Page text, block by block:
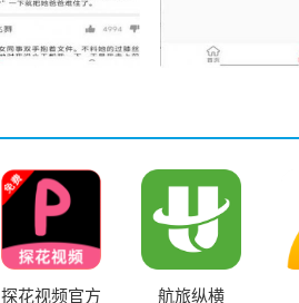
探花视频官方 航旅纵横